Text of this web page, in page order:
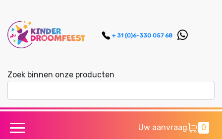
+ 31 (0)6-330 057 68
Zoek binnen onze producten
Uw aanvraag 0